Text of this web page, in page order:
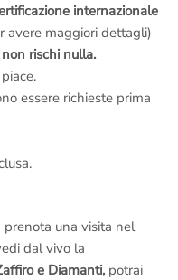
internazionale
avere maggiori dettagli)
rischi nulla.
essere richieste prima
prenota una visita nel
dal vivo la
e Diamanti, potrai